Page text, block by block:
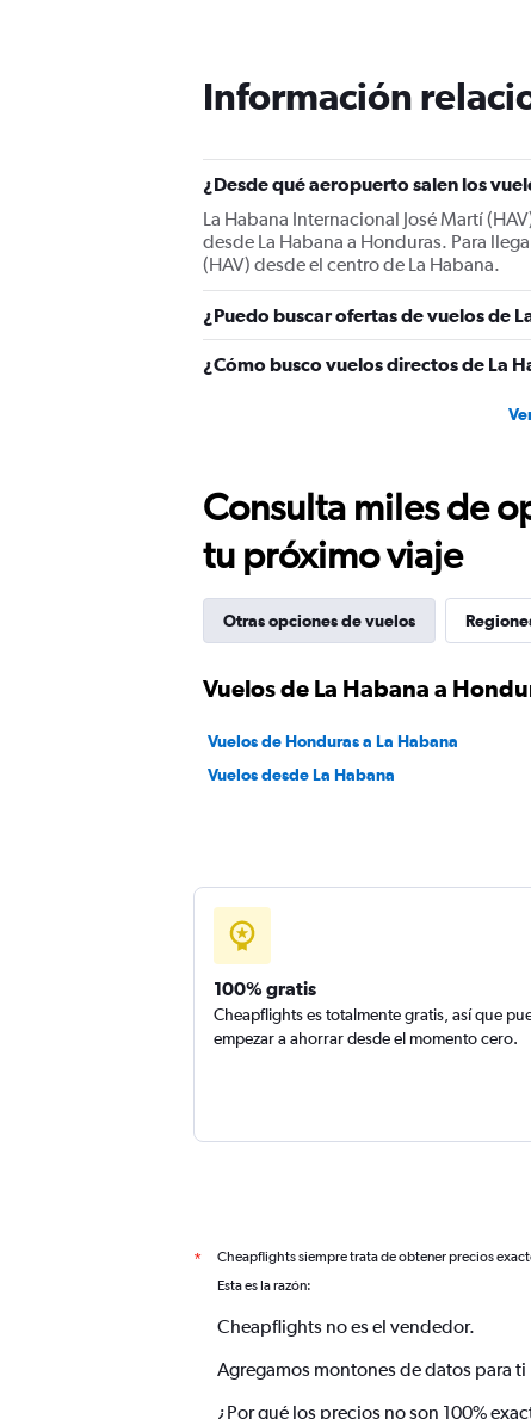
Información
¿Desde qué aeropuerto salen los
La Habana Internacional José Martí
desde La Habana a Honduras. Para
(HAV) desde el centro de La Habana.
¿Puedo buscar ofertas de vuelos de
¿Cómo busco vuelos directos de La
Consulta miles de
tu próximo viaje
Otras opciones de vuelos
Vuelos de La Habana a
Vuelos de Honduras a La Habana
Vuelos desde La Habana
100% gratis
Cheapflights es totalmente gratis, así que
empezar a ahorrar desde el momento cero.
* Cheapflights siempre trata de obtener precios
Esta es la razón:
Cheapflights no es el vendedor.
Agregamos montones de datos para ti
¿Por qué los precios no son 100%